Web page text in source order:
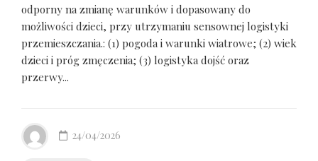
odporny na zmianę warunków i dopasowany do
możliwości dzieci, przy utrzymaniu sensownej logistyki
przemieszczania.: (1) pogoda i warunki wiatrowe; (2) wiek
dzieci i próg zmęczenia; (3) logistyka dojść oraz
przerwy...
24/04/2026